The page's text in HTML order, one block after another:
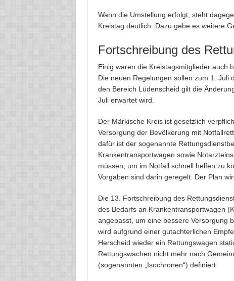
Wann die Umstellung erfolgt, steht
Kreistag deutlich. Dazu gebe es weitere
Fortschreibung des
Einig waren die Kreistagsmitglieder auch
Die neuen Regelungen sollen zum 1. Juli
den Bereich Lüdenscheid gilt die
Juli erwartet wird.
Der Märkische Kreis ist gesetzlich
Versorgung der Bevölkerung mit
dafür ist der sogenannte
Krankentransportwagen sowie
müssen, um im Notfall schnell helfen zu
Vorgaben sind darin geregelt. Der Plan
Die 13. Fortschreibung des
des Bedarfs an Krankentransportwagen
angepasst, um eine bessere Versorgung
wird aufgrund einer gutachterlichen
Herscheid wieder ein Rettungswagen
Rettungswachen nicht mehr nach
(sogenannten „Isochronen“) definiert.